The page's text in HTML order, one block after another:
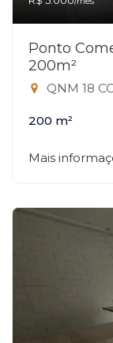
Ponto
200m²
QNM 18
200 m²
Mais